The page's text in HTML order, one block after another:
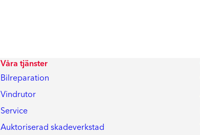
Våra tjänster
Bilreparation
Vindrutor
Service
Auktoriserad skadeverkstad